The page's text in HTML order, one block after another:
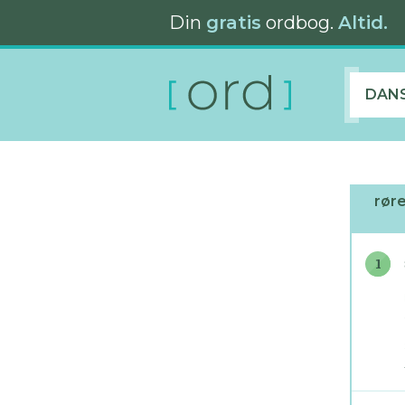
Din gratis ordbog. Altid.
1